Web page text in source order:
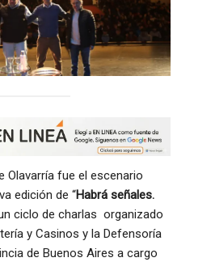
Olavarría fue el escenario
edición de “Habrá señales.
ciclo de charlas organizado
y Casinos y la Defensoría
de Buenos Aires a cargo